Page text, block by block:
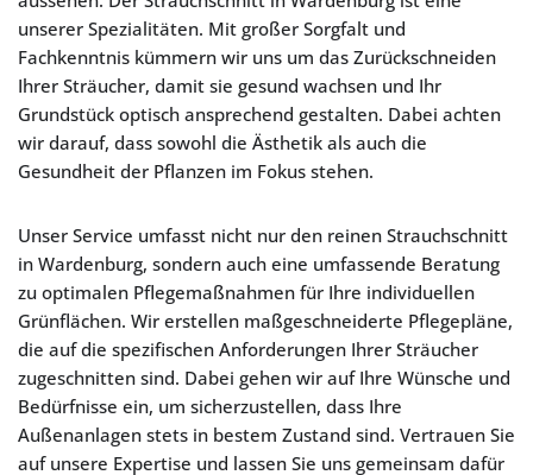
unserer Spezialitäten. Mit großer Sorgfalt und
Fachkenntnis kümmern wir uns um das Zurückschneiden
Ihrer Sträucher, damit sie gesund wachsen und Ihr
Grundstück optisch ansprechend gestalten. Dabei achten
wir darauf, dass sowohl die Ästhetik als auch die
Gesundheit der Pflanzen im Fokus stehen.
Unser Service umfasst nicht nur den reinen Strauchschnitt
in Wardenburg, sondern auch eine umfassende Beratung
zu optimalen Pflegemaßnahmen für Ihre individuellen
Grünflächen. Wir erstellen maßgeschneiderte Pflegepläne,
die auf die spezifischen Anforderungen Ihrer Sträucher
zugeschnitten sind. Dabei gehen wir auf Ihre Wünsche und
Bedürfnisse ein, um sicherzustellen, dass Ihre
Außenanlagen stets in bestem Zustand sind. Vertrauen Sie
auf unsere Expertise und lassen Sie uns gemeinsam dafür